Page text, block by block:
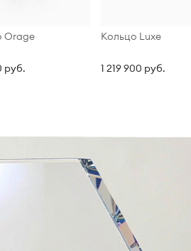
Orage
руб.
Кольцо Luxe
1 219 900 руб.